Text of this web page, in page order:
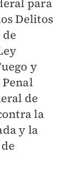
para
Delitos
y
de
la
y la